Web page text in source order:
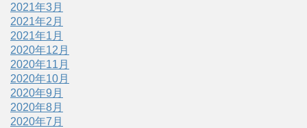
2021年3月
2021年2月
2021年1月
2020年12月
2020年11月
2020年10月
2020年9月
2020年8月
2020年7月